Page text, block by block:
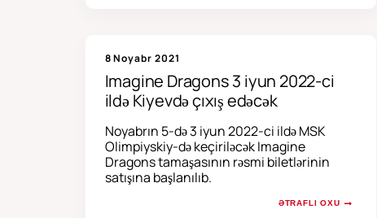
8 Noyabr 2021
Imagine Dragons 3 iyun 2022-ci
ildə Kiyevdə çıxış edəcək
Noyabrın 5-də 3 iyun 2022-ci ildə MSK
Olimpiyskiy-də keçiriləcək Imagine
Dragons tamaşasının rəsmi biletlərinin
satışına başlanılıb.
ƏTRAFLI OXU